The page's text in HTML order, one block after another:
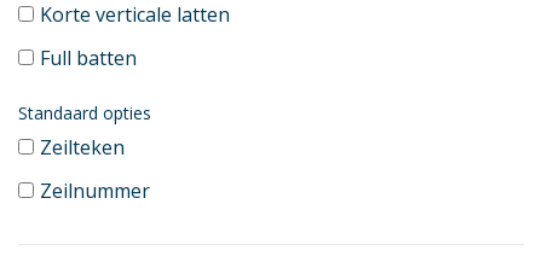
Korte verticale latten
Full batten
Standaard opties
Zeilteken
Zeilnummer